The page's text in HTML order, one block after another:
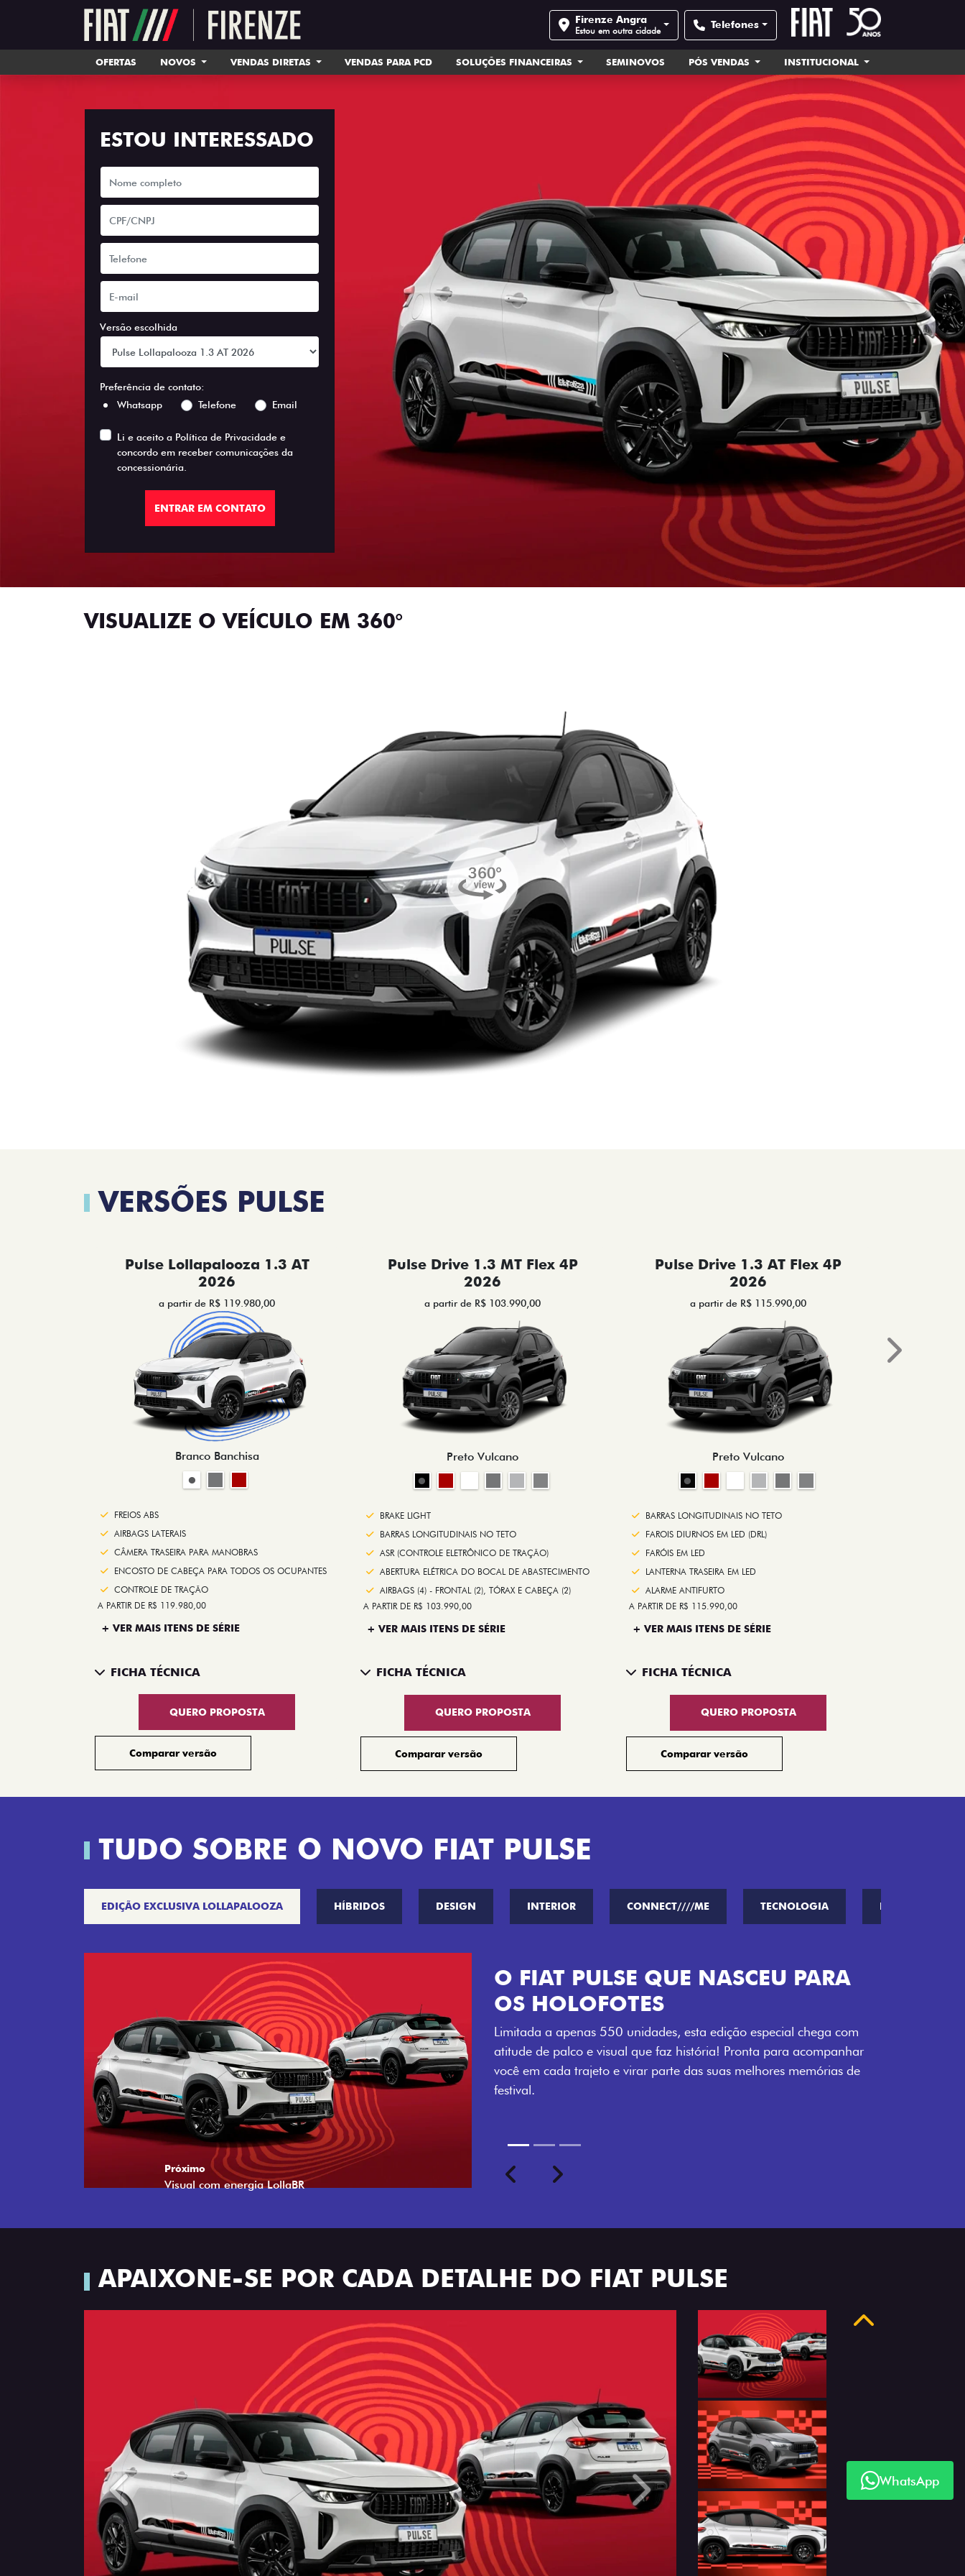
Firenze Angra
Estou em outra cidade Telefones
OFERTAS NOVOS VENDAS DIRETAS VENDAS PARA PCD SOLUÇÕES FINANCEIRAS SEMINOVOS PÓS VENDAS INSTITUCIONAL
ESTOU INTERESSADO
Versão escolhida
Preferência de contato:
Whatsapp
Telefone Email
Li e aceito a Política de Privacidade e
concordo em receber comunicações da
concessionária.
ENTRAR EM CONTATO
VISUALIZE O VEÍCULO EM 360°
VERSÕES PULSE
Pulse Lollapalooza 1.3 AT
2026
a partir de R$ 119.980,00
Branco Banchisa
FREIOS ABS
AIRBAGS LATERAIS
CÂMERA TRASEIRA PARA MANOBRAS
ENCOSTO DE CABEÇA PARA TODOS OS OCUPANTES
CONTROLE DE TRAÇÃO
A PARTIR DE R$ 119.980,00
+ VER MAIS ITENS DE SÉRIE
FICHA TÉCNICA
QUERO PROPOSTA
Comparar versão
Pulse Drive 1.3 MT Flex 4P
2026
a partir de R$ 103.990,00
Preto Vulcano
BRAKE LIGHT
BARRAS LONGITUDINAIS NO TETO
ASR (CONTROLE ELETRÔNICO DE TRAÇÃO)
ABERTURA ELÉTRICA DO BOCAL DE ABASTECIMENTO
AIRBAGS (4) - FRONTAL (2), TÓRAX E CABEÇA (2)
A PARTIR DE R$ 103.990,00
+ VER MAIS ITENS DE SÉRIE
FICHA TÉCNICA
QUERO PROPOSTA
Comparar versão
Pulse Drive 1.3 AT Flex 4P
2026
a partir de R$ 115.990,00
Preto Vulcano
BARRAS LONGITUDINAIS NO TETO
FAROIS DIURNOS EM LED (DRL)
FARÓIS EM LED
LANTERNA TRASEIRA EM LED
ALARME ANTIFURTO
A PARTIR DE R$ 115.990,00
+ VER MAIS ITENS DE SÉRIE
FICHA TÉCNICA
QUERO PROPOSTA
Comparar versão
Next
TUDO SOBRE O NOVO FIAT PULSE
EDIÇÃO EXCLUSIVA LOLLAPALOOZA HÍBRIDOS DESIGN INTERIOR CONNECT////ME TECNOLOGIA PERFORMANCE
VISUAL COM ENERGIA LOLLABR
Se liga no que compõe a identidade exclusiva do festival: série
numerada, adesivo lateral LollaBR e a soleira temática que reforçam
a exclusividade, enquanto os detalhes escurecidos, o teto bicolor e as
rodas de liga-leve aro 16” em preto brilhante completam o visual
com ainda mais estilo.
Próximo
Tecnologia que acompanha o seu ritmo
PreviousNext
APAIXONE-SE POR CADA DETALHE DO FIAT PULSE
Anterior Próximo
Anterior
WhatsApp